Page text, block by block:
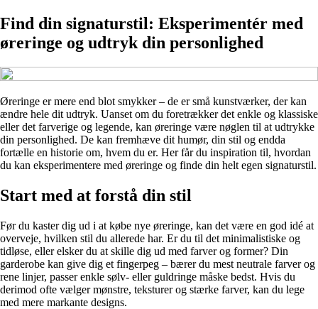
Find din signaturstil: Eksperimentér med
øreringe og udtryk din personlighed
Øreringe er mere end blot smykker – de er små kunstværker, der kan
ændre hele dit udtryk. Uanset om du foretrækker det enkle og klassiske
eller det farverige og legende, kan øreringe være nøglen til at udtrykke
din personlighed. De kan fremhæve dit humør, din stil og endda
fortælle en historie om, hvem du er. Her får du inspiration til, hvordan
du kan eksperimentere med øreringe og finde din helt egen signaturstil.
Start med at forstå din stil
Før du kaster dig ud i at købe nye øreringe, kan det være en god idé at
overveje, hvilken stil du allerede har. Er du til det minimalistiske og
tidløse, eller elsker du at skille dig ud med farver og former? Din
garderobe kan give dig et fingerpeg – bærer du mest neutrale farver og
rene linjer, passer enkle sølv- eller guldringe måske bedst. Hvis du
derimod ofte vælger mønstre, teksturer og stærke farver, kan du lege
med mere markante designs.